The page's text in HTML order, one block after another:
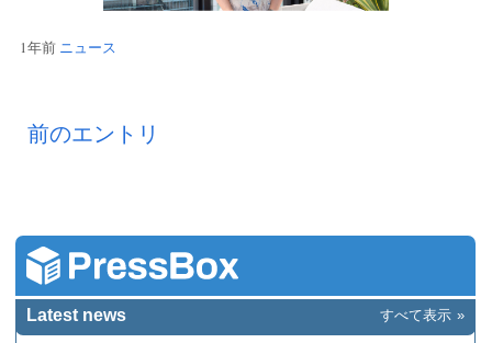
1年前 ニュース
前のエントリ
Latest news すべて表示